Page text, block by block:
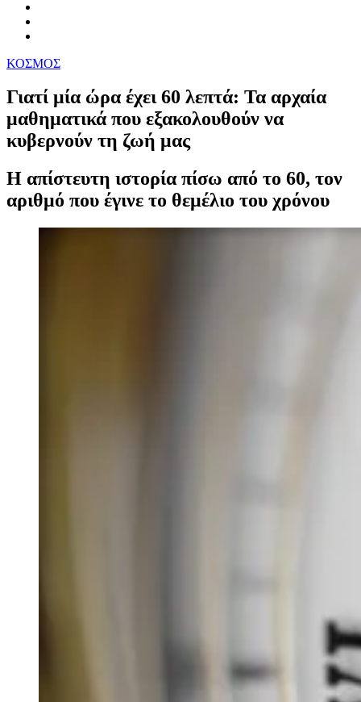
ΚΟΣΜΟΣ
Γιατί μία ώρα έχει 60 λεπτά: Τα αρχαία
μαθηματικά που εξακολουθούν να
κυβερνούν τη ζωή μας
Η απίστευτη ιστορία πίσω από το 60, τον
αριθμό που έγινε το θεμέλιο του χρόνου